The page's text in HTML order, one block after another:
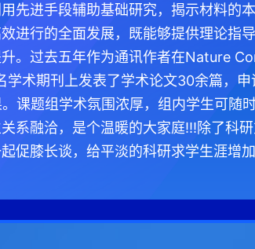
先进手段辅助基础研究，揭示材料的
进行的全面发展，既能够提供理论指
。过去五年作为通讯作者在Nature
术期刊上发表了学术论文30余篇，申
课题组学术氛围浓厚，组内学生可随
系融洽，是个温暖的大家庭!!!除了科
促膝长谈，给平淡的科研求学生涯增